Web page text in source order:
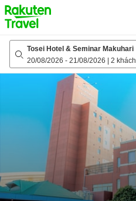
to
top
page
Tosei Hotel & Seminar Makuhari
20/08/2026 - 21/08/2026 2 khách